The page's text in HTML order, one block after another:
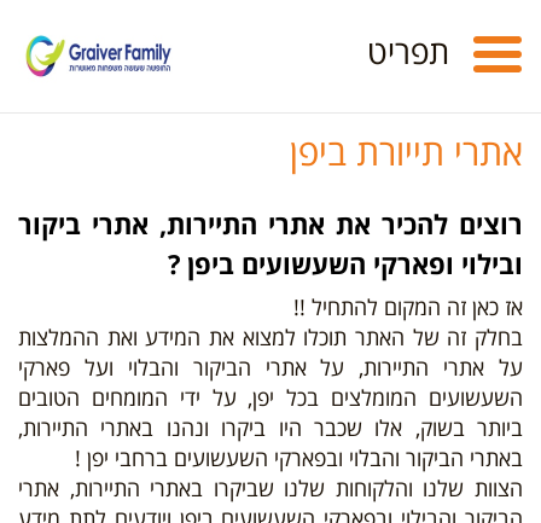
Toggle
navigation
תפריט
אתרי תייורת ביפן
רוצים להכיר את אתרי התיירות, אתרי ביקור
ובילוי ופארקי השעשועים ביפן ?
אז כאן זה המקום להתחיל !!
בחלק זה של האתר תוכלו למצוא את המידע ואת ההמלצות
על אתרי התיירות, על אתרי הביקור והבלוי ועל פארקי
השעשועים המומלצים בכל יפן, על ידי המומחים הטובים
ביותר בשוק, אלו שכבר היו ביקרו ונהנו באתרי התיירות,
באתרי הביקור והבלוי ובפארקי השעשועים ברחבי יפן !
הצוות שלנו והלקוחות שלנו שביקרו באתרי התיירות, אתרי